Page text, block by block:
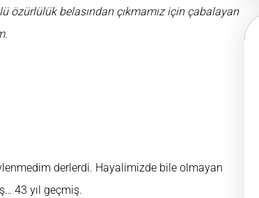
özürlülük belasından çıkmamız için çabalayan
derlerdi. Hayalimizde bile olmayan
43 yıl geçmiş.